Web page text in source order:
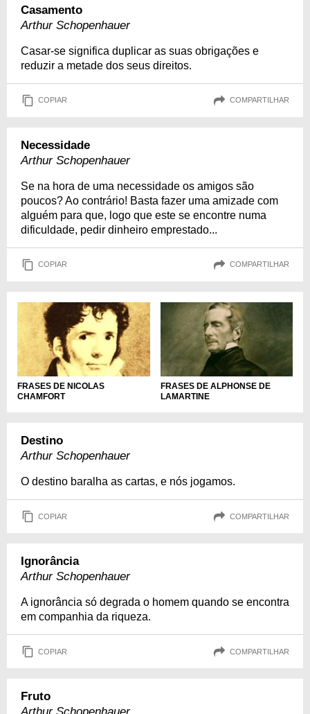
Casamento
Arthur Schopenhauer
Casar-se significa duplicar as suas obrigações e
reduzir a metade dos seus direitos.
COPIAR COMPARTILHAR
Necessidade
Arthur Schopenhauer
Se na hora de uma necessidade os amigos são
poucos? Ao contrário! Basta fazer uma amizade com
alguém para que, logo que este se encontre numa
dificuldade, pedir dinheiro emprestado...
COPIAR COMPARTILHAR
FRASES DE NICOLAS
CHAMFORT
FRASES DE ALPHONSE DE
LAMARTINE
Destino
Arthur Schopenhauer
O destino baralha as cartas, e nós jogamos.
COPIAR COMPARTILHAR
Ignorância
Arthur Schopenhauer
A ignorância só degrada o homem quando se encontra
em companhia da riqueza.
COPIAR COMPARTILHAR
Fruto